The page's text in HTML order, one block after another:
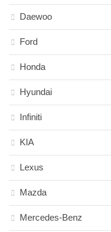
Daewoo
Ford
Honda
Hyundai
Infiniti
KIA
Lexus
Mazda
Mercedes-Benz